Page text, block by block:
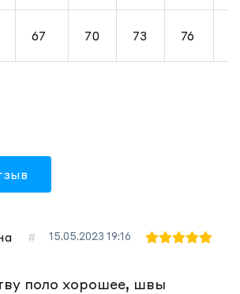
67 70 73 76
15.05.2023 19:16
#
поло хорошее, швы